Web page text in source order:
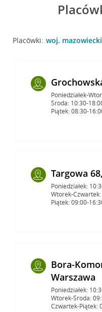
Placówki: woj.
Poniedziałek-
Środa: 10:30-
Piątek: 08:30-
Targowa
Poniedziałek:
Wtorek-
Piątek: 09:00-
Bora-
Warszawa
Poniedziałek:
Wtorek-Środa:
Czwartek-Piątek: